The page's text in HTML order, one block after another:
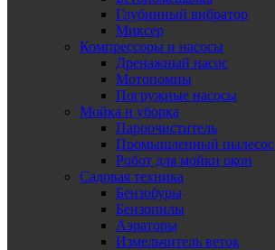
Глубинный вибратор
Миксер
Компрессоры и насосы
Дренажный насос
Мотопомпы
Погружные насосы
Мойка и уборка
Пароочиститель
Промышленный пылесос
Робот для мойки окон
Садовая техника
Бензобуры
Бензопилы
Аэраторы
Измельчитель веток